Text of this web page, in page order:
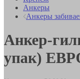
Анкеры
Анкеры
Анкер-
упак)